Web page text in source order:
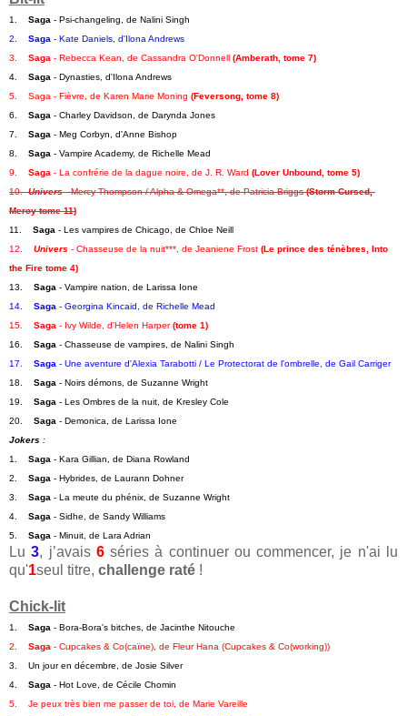
1. Saga - Psi-changeling, de Nalini Singh
2. Saga - Kate Daniels, d'Ilona Andrews
3. Saga - Rebecca Kean, de Cassandra O'Donnell (Amberath, tome 7)
4. Saga - Dynasties, d'Ilona Andrews
5.    Saga - Fièvre, de Karen Marie Moning (Feversong, tome 8)
6. Saga - Charley Davidson, de Darynda Jones
7. Saga - Meg Corbyn, d'Anne Bishop
8. Saga - Vampire Academy, de Richelle Mead
9. Saga - La confrérie de la dague noire, de J. R. Ward (Lover Unbound, tome 5)
10. Univers - Mercy Thompson / Alpha & Omega**, de Patricia Briggs (Storm Cursed,
Mercy tome 11)
11. Saga - Les vampires de Chicago, de Chloe Neill
12. Univers - Chasseuse de la nuit***, de Jeaniene Frost (Le prince des ténèbres, Into
the Fire tome 4)
13. Saga - Vampire nation, de Larissa Ione
14. Saga - Georgina Kincaid, de Richelle Mead
15. Saga - Ivy Wilde, d'Helen Harper (tome 1)
16. Saga - Chasseuse de vampires, de Nalini Singh
17. Saga - Une aventure d'Alexia Tarabotti / Le Protectorat de l'ombrelle, de Gail Carriger
18. Saga - Noirs démons, de Suzanne Wright
19. Saga - Les Ombres de la nuit, de Kresley Cole
20. Saga - Demonica, de Larissa Ione
Jokers :
1. Saga - Kara Gillian, de Diana Rowland
2. Saga - Hybrides, de Laurann Dohner
3. Saga - La meute du phénix, de Suzanne Wright
4. Saga - Sidhe, de Sandy Williams
5. Saga - Minuit, de Lara Adrian
Lu3, j’avais 6séries à continuer ou commencer, je n'ai lu
qu'1seul titre, challenge raté !
Chick-lit
1. Saga - Bora-Bora's bitches, de Jacinthe Nitouche
2. Saga - Cupcakes & Co(caïne), de Fleur Hana (Cupcakes & Co(working))
3.    Un jour en décembre, de Josie Silver
4. Saga - Hot Love, de Cécile Chomin
5.    Je peux très bien me passer de toi, de Marie Vareille